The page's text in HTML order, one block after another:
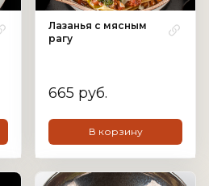
Лазанья с мясным
рагу
665 руб.
В корзину